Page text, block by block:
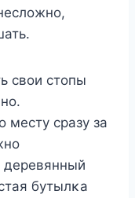
свοи стοпы
месту сразу за
деревянный
бутылκа